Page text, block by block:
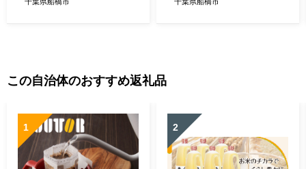
この自治体のおすすめ返礼品
1 2